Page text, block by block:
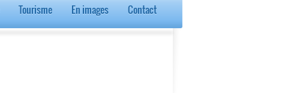
Tourisme En images Contact